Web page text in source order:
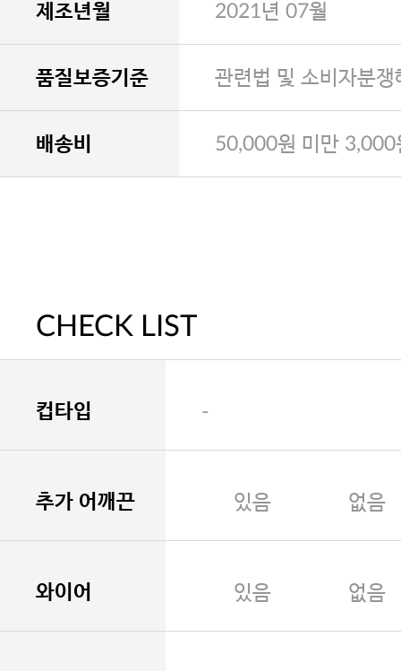
제조년월 2021년 07월
품질보증기준 관련법 및 소비자분
배송비 50,000원 미만 3,000
CHECK LIST
컵타입 -
추가 어깨끈 있음 없음
와이어 있음 없음